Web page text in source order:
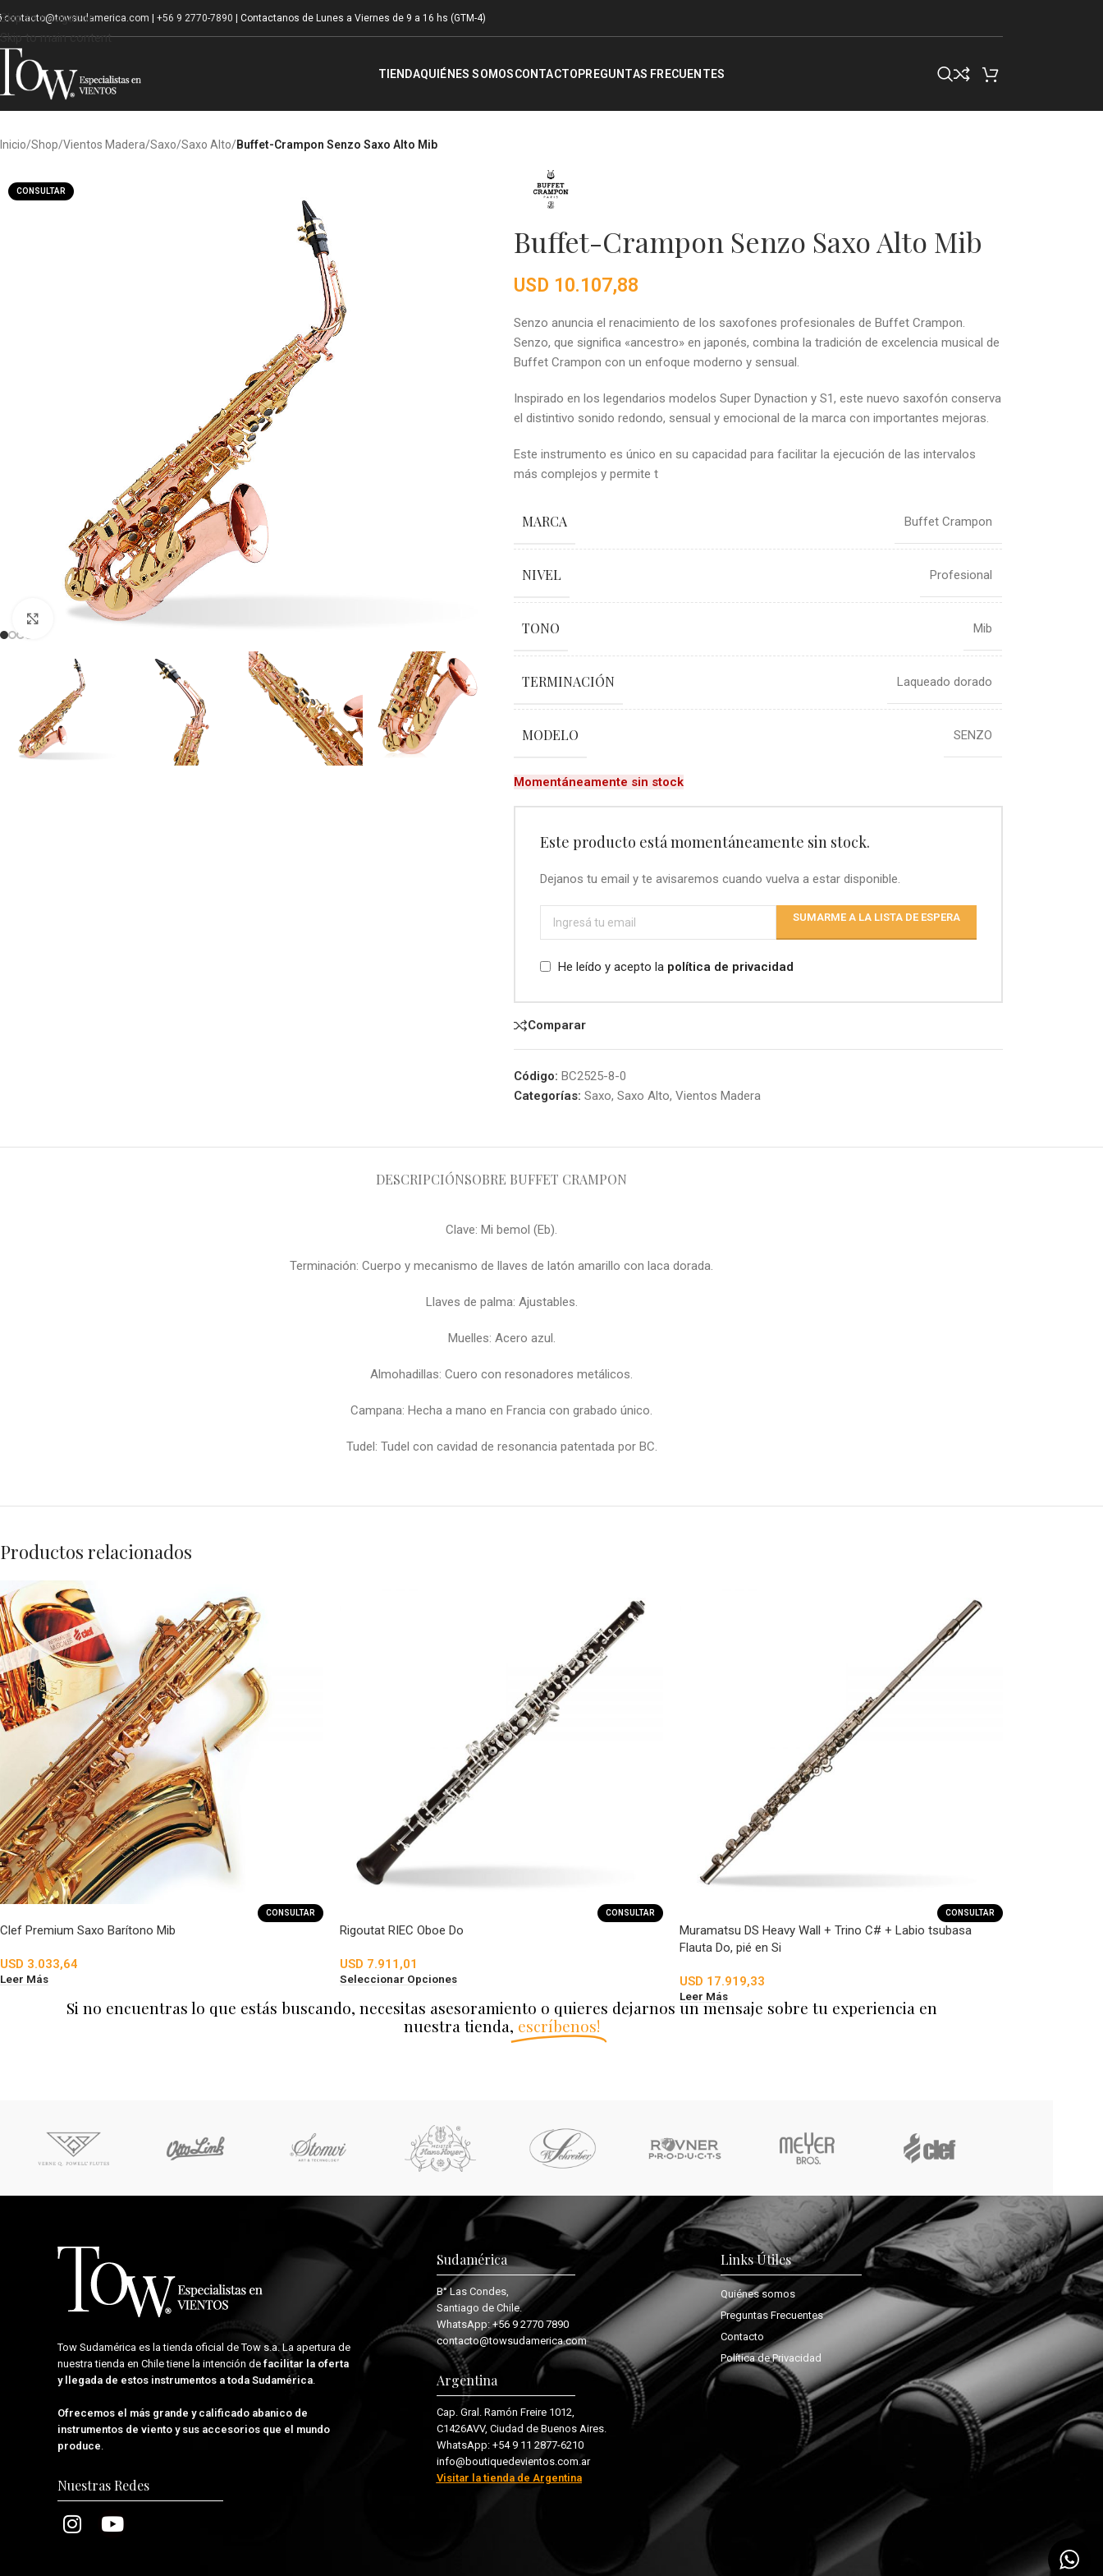
Skip to navigation
Skip to main content
contacto@towsudamerica.com +56 9 2770-7890 | Contactanos de Lunes a Viernes de 9 a 16 hs (GTM-4)
TIENDAQUIÉNES SOMOSCONTACTOPREGUNTAS FRECUENTES
Inicio/Shop/Vientos Madera/Saxo/Saxo Alto/Buffet-Crampon Senzo Saxo Alto Mib
CONSULTAR
Click to enlarge
Buffet-Crampon Senzo Saxo Alto Mib
USD 10.107,88
Senzo anuncia el renacimiento de los saxofones profesionales de Buffet Crampon.
Senzo, que significa «ancestro» en japonés, combina la tradición de excelencia musical de
Buffet Crampon con un enfoque moderno y sensual.
Inspirado en los legendarios modelos Super Dynaction y S1, este nuevo saxofón conserva
el distintivo sonido redondo, sensual y emocional de la marca con importantes mejoras.
Este instrumento es único en su capacidad para facilitar la ejecución de las intervalos
más complejos y permite t
MARCA Buffet Crampon
NIVEL Profesional
TONO Mib
TERMINACIÓN Laqueado dorado
MODELO SENZO
Momentáneamente sin stock
Este producto está momentáneamente sin stock.
Dejanos tu email y te avisaremos cuando vuelva a estar disponible.
SUMARME A LA LISTA DE ESPERA
He leído y acepto la política de privacidad
Comparar
Código: BC2525-8-0
Categorías: Saxo, Saxo Alto, Vientos Madera
DESCRIPCIÓNSOBRE BUFFET CRAMPON
Clave: Mi bemol (Eb).
Terminación: Cuerpo y mecanismo de llaves de latón amarillo con laca dorada.
Llaves de palma: Ajustables.
Muelles: Acero azul.
Almohadillas: Cuero con resonadores metálicos.
Campana: Hecha a mano en Francia con grabado único.
Tudel: Tudel con cavidad de resonancia patentada por BC.
Productos relacionados
CONSULTAR
Clef Premium Saxo Barítono Mib
USD 3.033,64
Leer Más
CONSULTAR
Rigoutat RIEC Oboe Do
USD 7.911,01
Seleccionar Opciones
CONSULTAR
Muramatsu DS Heavy Wall + Trino C# + Labio tsubasa
Flauta Do, pié en Si
USD 17.919,33
Leer Más
Si no encuentras lo que estás buscando, necesitas asesoramiento o quieres dejarnos un mensaje sobre tu experiencia en
nuestra tienda, escríbenos!
Tow Sudamérica es la tienda oficial deTow s.a. La apertura de
nuestra tienda en Chile tiene la intención de facilitar la oferta
y llegada de estos instrumentos a toda Sudamérica
Ofrecemos el más grande y calificado abanico de
instrumentos de viento y sus accesorios que el mundo
produce
Nuestras Redes
Sudamérica
B° Las Condes,
Santiago de Chile.
WhatsApp:+56 9 2770 7890
contacto@towsudamerica.com
Argentina
Cap. Gral. Ramón Freire 1012,
C1426AVV, Ciudad de Buenos Aires.
WhatsApp: +54 9 11 2877-6210
info@boutiquedevientos.com.ar
Visitar la tienda de Argentina
Links Útiles
Quiénes somos
Preguntas Frecuentes
Contacto
Política de Privacidad